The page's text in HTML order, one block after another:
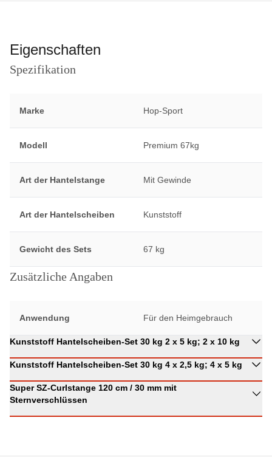
Eigenschaften
Spezifikation
Marke Hop-Sport
Modell Premium 67kg
Art der Hantelstange Mit Gewinde
Art der Hantelscheiben Kunststoff
Gewicht des Sets 67 kg
Zusätzliche Angaben
Anwendung Für den Heimgebrauch
Kunststoff Hantelscheiben-Set 30 kg 2 x 5 kg; 2 x 10 kg
Kunststoff Hantelscheiben-Set 30 kg 4 x 2,5 kg; 4 x 5 kg
Super SZ-Curlstange 120 cm / 30 mm mit
Sternverschlüssen